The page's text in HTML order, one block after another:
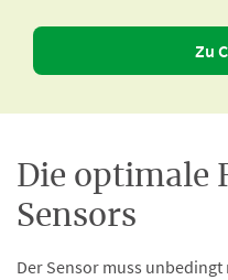
Zu
Die optimale
Sensors
Der Sensor muss